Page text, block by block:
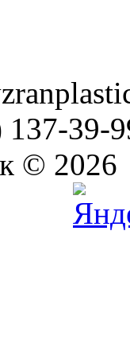
137-39-
© 2026